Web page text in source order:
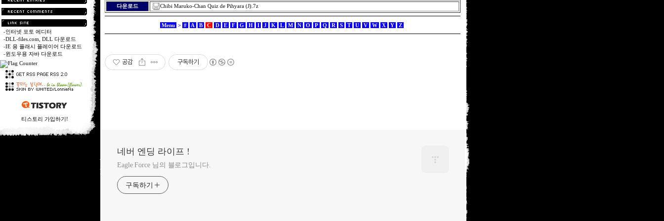
-인터넷 포토 에디터
-DLL-files.com, DLL 다운로드
-IE 용 플래시 플레이어 다운로드
-윈도우용 자바 다운로드
티스토리 가입하기!
다운로드 Chibi Maruko-Chan Quiz de Pihyara (J).7z
Menu > # A B C D E F G H I J K L M N O P Q R S T U V W X Y Z
공감 구독하기
네버 엔딩 라이프 !
Eagle Force 님의 블로그입니다.
구독하기